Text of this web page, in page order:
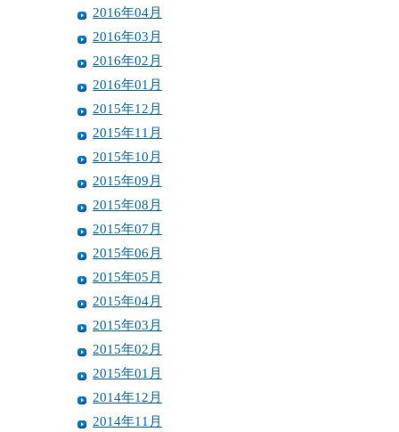
2016年04月
2016年03月
2016年02月
2016年01月
2015年12月
2015年11月
2015年10月
2015年09月
2015年08月
2015年07月
2015年06月
2015年05月
2015年04月
2015年03月
2015年02月
2015年01月
2014年12月
2014年11月